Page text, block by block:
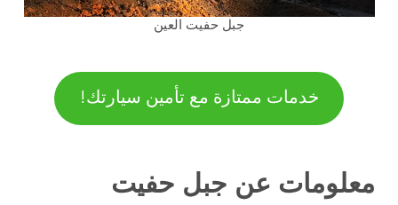
جبل حفيت العين
خدمات ممتازة مع تأمين سيارتك!
معلومات عن جبل حفيت